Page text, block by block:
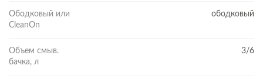
Ободковый или
CleanOn
ободковый
Объем смыв.
бачка, л
3/6